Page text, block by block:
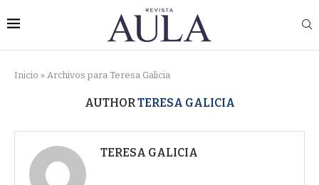
Inicio » Archivos para Teresa Galicia
AUTHORTERESA GALICIA
TERESA GALICIA